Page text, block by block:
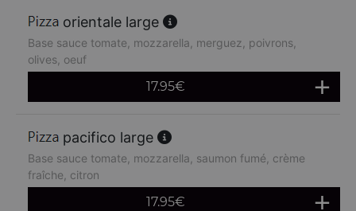
orientale large
Base sauce tomate, mozzarella, merguez, poivrons,
olives, oeuf
17.95€
pacifico large
Base sauce tomate, mozzarella, saumon fumé, crème
fraîche, citron
17.95€